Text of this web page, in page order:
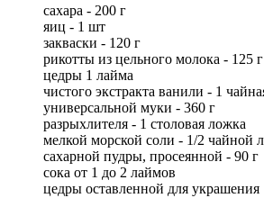
сахара - 200 г
яиц - 1 шт
закваски - 120 г
рикотты из цельного молока - 125 г
цедры 1 лайма
чистого экстракта ванили - 1
универсальной муки - 360 г
разрыхлителя - 1 столовая ложка
мелкой морской соли - 1/2 чайной
сахарной пудры, просеянной - 90 г
сока от 1 до 2 лаймов
цедры оставленной для украшения